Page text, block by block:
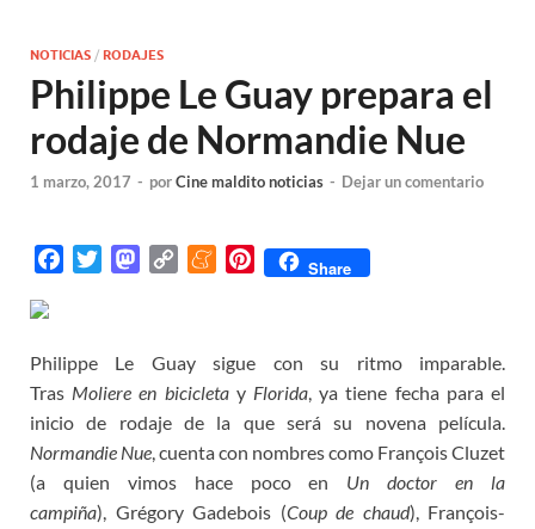
NOTICIAS / RODAJES
Philippe Le Guay prepara el
rodaje de Normandie Nue
1 marzo, 2017 - porCine maldito noticias - Dejar un comentario
b
o
o
k
e
r
M
d
o
n
L
i
n
k
M
a
m
e
P
e
r
e
s
t
Share
Philippe Le Guay sigue con su ritmo imparable.
Tras Moliere en bicicletayFlorida, ya tiene fecha para el
inicio de rodaje de la que será su novena película.
Normandie Nue, cuenta con nombres como François Cluzet
(a quien vimos hace poco en Un doctor en la
campiña), Grégory Gadebois (Coup de chaud), François-